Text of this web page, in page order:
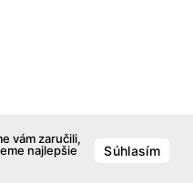
vám zaručili,
najlepšie
Súhlasím